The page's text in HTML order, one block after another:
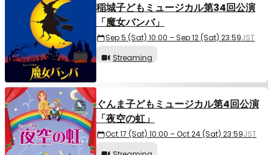
稲城子どもミュージカル第34回公演
「魔女バンバ」
Sep 5 (Sat) 10:00 – Sep 12 (Sat) 23:59JST
Streaming
ぐんま子どもミュージカル第4回公演
「夜空の虹」
Oct 17 (Sat) 10:00 – Oct 24 (Sat) 23:59JST